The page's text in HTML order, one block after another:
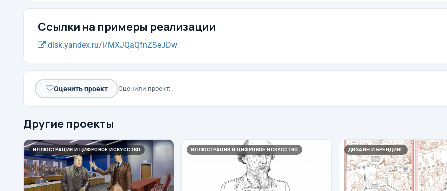
Ссылки на примеры реализации
disk.yandex.ru/i/MXJQaQfnZSeJDw
♡Оценить проект Оценили проект:
Другие проекты
ИЛЛЮСТРАЦИЯ И ЦИФРОВОЕ ИСКУССТВО ИЛЛЮСТРАЦИЯ И ЦИФРОВОЕ ИСКУССТВО ДИЗАЙН И БРЕНДИНГ